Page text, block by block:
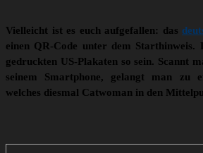
Vielleicht ist es euch aufgefallen: das
einen QR-Code unter dem Starthinweis.
gedruckten US-Plakaten so sein. Scannt
seinem Smartphone, gelangt man zu
welches diesmal Catwoman in den